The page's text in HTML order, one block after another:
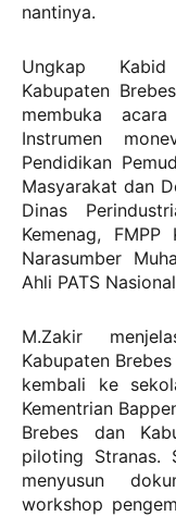
nantinya.
Ungkap Kabid
Kabupaten
membuka
Instrumen
Pendidikan
Masyarakat dan
Dinas
Kemenag, FMPP
Narasumber
Ahli PATS
M.Zakir
Kabupaten
kembali ke
Kementrian
Brebes dan
piloting Stranas.
menyusun
workshop